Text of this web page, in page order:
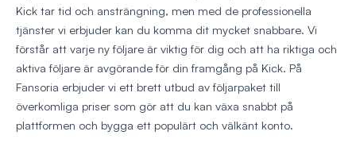
Kick tar tid och ansträngning, men med de professionella
tjänster vi erbjuder kan du komma dit mycket snabbare. Vi
förstår att varje ny följare är viktig för dig och att ha riktiga och
aktiva följare är avgörande för din framgång på Kick. På
Fansoria erbjuder vi ett brett utbud av följarpaket till
överkomliga priser som gör att du kan växa snabbt på
plattformen och bygga ett populärt och välkänt konto.